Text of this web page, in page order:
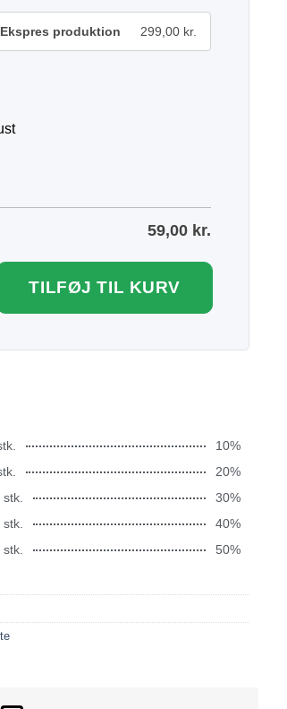
Ekspres produktion 299,00 kr.
59,00 kr.
TILFØJ TIL KURV
10%
20%
stk.
30%
stk.
40%
stk.
50%